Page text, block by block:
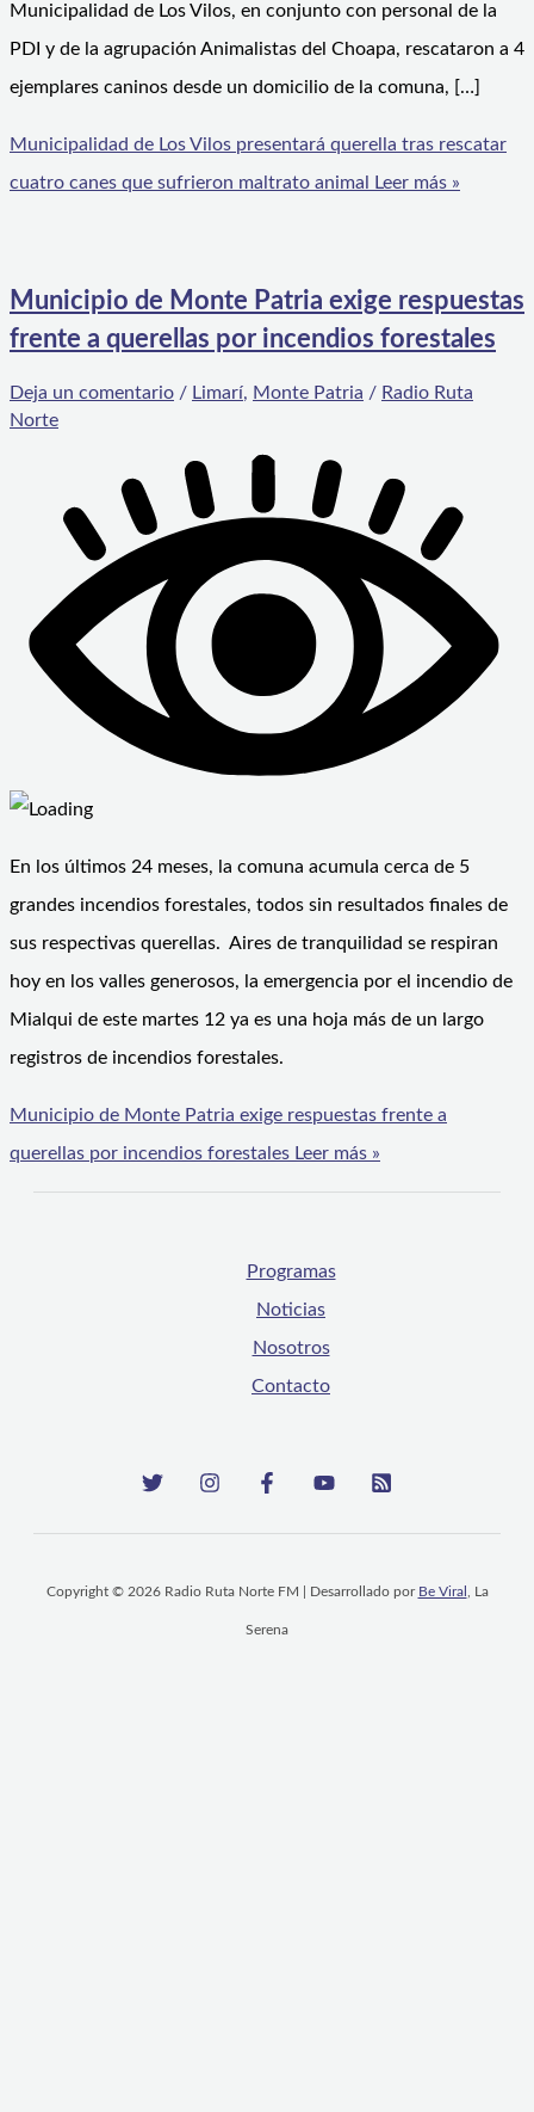
Municipalidad de Los Vilos, en conjunto con personal de la
PDI y de la agrupación Animalistas del Choapa, rescataron a 4
ejemplares caninos desde un domicilio de la comuna, […]
Municipalidad de Los Vilos presentará querella tras rescatar
cuatro canes que sufrieron maltrato animal
Leer más »
Municipio de Monte Patria exige respuestas
frente a querellas por incendios forestales
Deja un comentario / Limarí, Monte Patria / Radio Ruta
Norte
En los últimos 24 meses, la comuna acumula cerca de 5
grandes incendios forestales, todos sin resultados finales de
sus respectivas querellas. Aires de tranquilidad se respiran
hoy en los valles generosos, la emergencia por el incendio de
Mialqui de este martes 12 ya es una hoja más de un largo
registros de incendios forestales.
Municipio de Monte Patria exige respuestas frente a
querellas por incendios forestales Leer más »
Programas
Noticias
Nosotros
Contacto
Copyright © 2026 Radio Ruta Norte FM | Desarrollado por Be Viral , La
Serena